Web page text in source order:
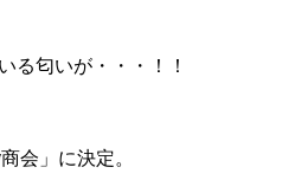
る匂いが・・・！！
会」に決定。